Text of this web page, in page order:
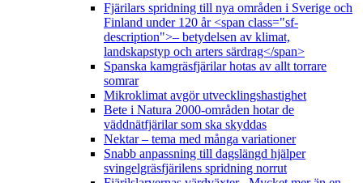
Fjärilars spridning till nya områden i Sverige och
Finland under 120 år <span class="sf-
description">– betydelsen av klimat,
landskapstyp och arters särdrag</span>
Spanska kamgräsfjärilar hotas av allt torrare
somrar
Mikroklimat avgör utvecklingshastighet
Bete i Natura 2000-områden hotar de
väddnätfjärilar som ska skyddas
Nektar – tema med många variationer
Snabb anpassning till dagslängd hjälper
svingelgräsfjärilens spridning norrut